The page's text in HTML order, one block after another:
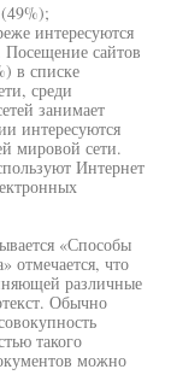
интересуются
сайтов
в списке
среди
занимает
интересуются
мировой сети.
Интернет
«Способы
отмечается, что
различные
Обычно
такого
можно